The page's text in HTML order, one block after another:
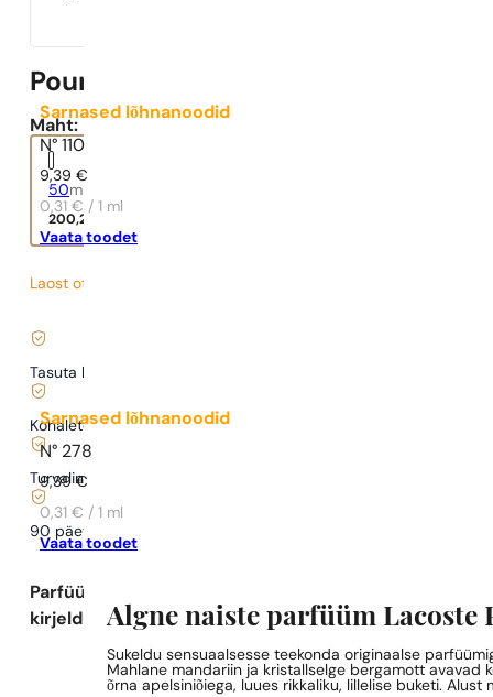
Sarnased lõhnanoodid
N° 110
9,39€
0,31 € / 1 ml
Vaata toodet
Sarnased lõhnanoodid
N° 278
9,39€
0,31 € / 1 ml
Vaata toodet
Pour Femme Elixir
Maht:
50ml
200,20
Laost otsas
Tasuta kohaletoimetamine alates
Kohaletoimetamine alates0,77 €
Turvaline ostlemine ja maksed
90 päeva
Parfüümi
kirjeldus
Algne naiste parfüüm Lacoste
Sukeldu sensuaalsesse teekonda originaalse
Mahlane mandariin ja kristallselge bergamott avavad
õrna apelsiniõiega, luues rikkaliku, lillelise buketi.